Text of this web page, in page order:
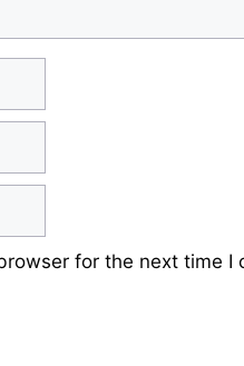
for the next time I